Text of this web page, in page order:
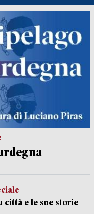
città e le sue storie